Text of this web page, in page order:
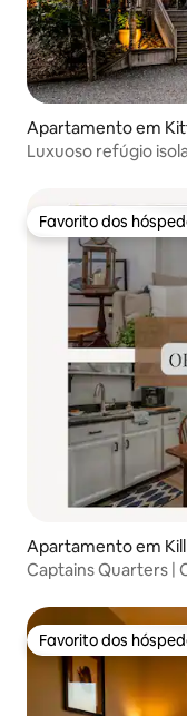
Apartamento em
Luxuoso refúgio
Favorito dos
Favorito dos
Apartamento em Kill
Captains Quarters |
Favorito dos
Favorito dos